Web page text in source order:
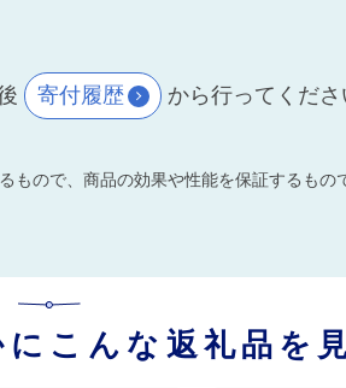
寄付履歴 から行ってくださ
ので、商品の効果や性能を保証するもの
こんな返礼品を